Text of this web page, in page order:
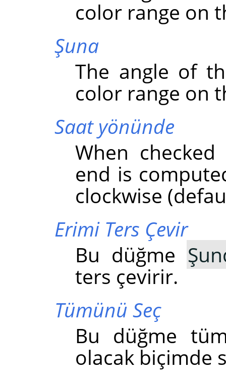
color range on
Şuna
The angle of
color range on
Saat yönünde
When
end is
clockwise
Erimi Ters Çevir
Bu düğme
ters çevirir.
Tümünü Seç
Bu düğme
olacak biçimde